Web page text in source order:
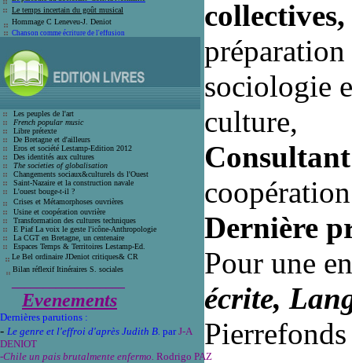
Le temps incertain du goût musical
Hommage C Leneveu-J . Deniot
Chanson comme écriture de l'effusion
Les peuples de l'art
French popular music
Libre prétexte
De Bretagne et d'ailleurs
Eros et société Lestamp-Edition 2012
Des identités aux cultures
The societies of globalisation
Changements sociaux&culturels ds l'Ouest
Saint-Nazaire et la construction navale
L'ouest bouge-t-il ?
Crises et Métamorphoses ouvrières
Usine et coopération ouvrière
Transformation des cultures techniques
E Piaf La voix le geste l'icône-Anthropologie
La CGT en Bretagne, un centenaire
Espaces Temps & Territoires Lestamp-Ed
Le Bel ordinaire JDeniot critiques& CR
Bilan réflexif Itinéraires S. sociales
Evenements
Dernières parutions :
- Le genre et l'effroi d'après Judith B. parJ-A
DENIOT
-Chile un pais brutalmente enfermo. Rodrigo PAZ
collectives,
sociologie
culture,
Dernière
Pour une
écrite,